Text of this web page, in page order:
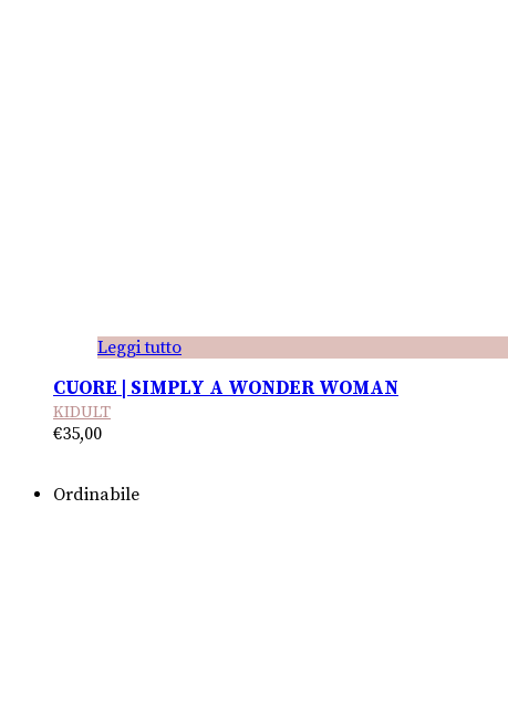
Leggi tutto
CUORE | SIMPLY A WONDER WOMAN
KIDULT
€35,00
Ordinabile